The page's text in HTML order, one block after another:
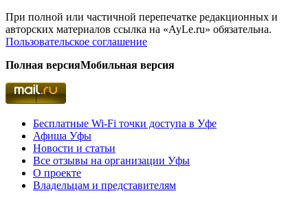
При полной или частичной перепечатке редакционных и
авторских материалов ссылка на «AyLe.ru» обязательна.
Пользовательское соглашение
Полная версияМобильная версия
Бесплатные Wi-Fi точки доступа в Уфе
Афиша Уфы
Новости и статьи
Все отзывы на организации Уфы
О проекте
Владельцам и представителям